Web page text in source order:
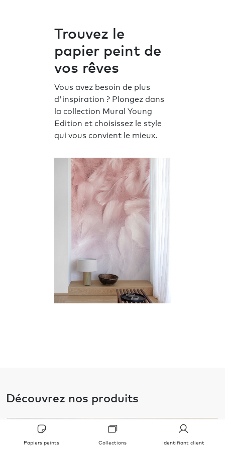
Papiers peints Collections Identifiant client
Trouvez le
papier peint de
vos rêves
Vous avez besoin de plus
d'inspiration ? Plongez dans
la collection Mural Young
Edition et choisissez le style
qui vous convient le mieux.
Découvrez nos produits